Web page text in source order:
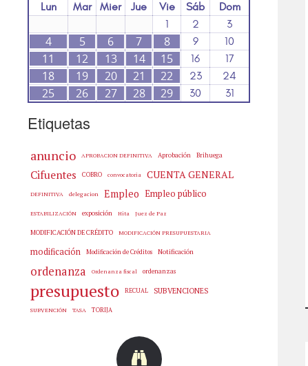
Lun Mar Mier Jue Vie Sáb
Dom
1
2 3
4 5 6 7 8 9 10
11 12 13 14 15 16 17
18 19 20 21 22 23 24
25 26 27 28 29 30 31
Etiquetas
anuncio APROBACION DEFINITIVA Aprobación Brihuega
Cifuentes COBRO convocatoria CUENTA GENERAL
DEFINITIVA delegacion Empleo Empleo público
ESTABILIZACIÓN exposición Hita Juez de Paz
MODIFICACIÓN DE CRÉDITO MODIFICACIÓN PRESUPUESTARIA
modificación Modificación de Créditos Notificación
ordenanza Ordenanza fiscal ordenanzas
presupuesto RECUAL SUBVENCIONES
SUBVENCIÓN TASA TORIJA